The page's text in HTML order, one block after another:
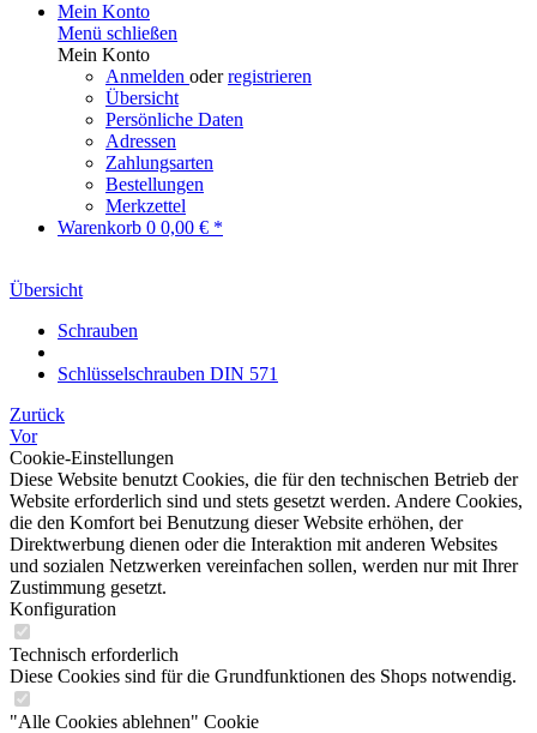
Mein Konto
Menü schließen
Mein Konto
Anmelden oderregistrieren
Übersicht
Persönliche Daten
Adressen
Zahlungsarten
Bestellungen
Merkzettel
Warenkorb 0 0,00 € *
Übersicht
Schrauben
Schlüsselschrauben DIN 571
Zurück
Vor
Cookie-Einstellungen
Diese Website benutzt Cookies, die für den technischen Betrieb der
Website erforderlich sind und stets gesetzt werden. Andere Cookies,
die den Komfort bei Benutzung dieser Website erhöhen, der
Direktwerbung dienen oder die Interaktion mit anderen Websites
und sozialen Netzwerken vereinfachen sollen, werden nur mit Ihrer
Zustimmung gesetzt.
Konfiguration
Technisch erforderlich
Diese Cookies sind für die Grundfunktionen des Shops notwendig.
"Alle Cookies ablehnen" Cookie